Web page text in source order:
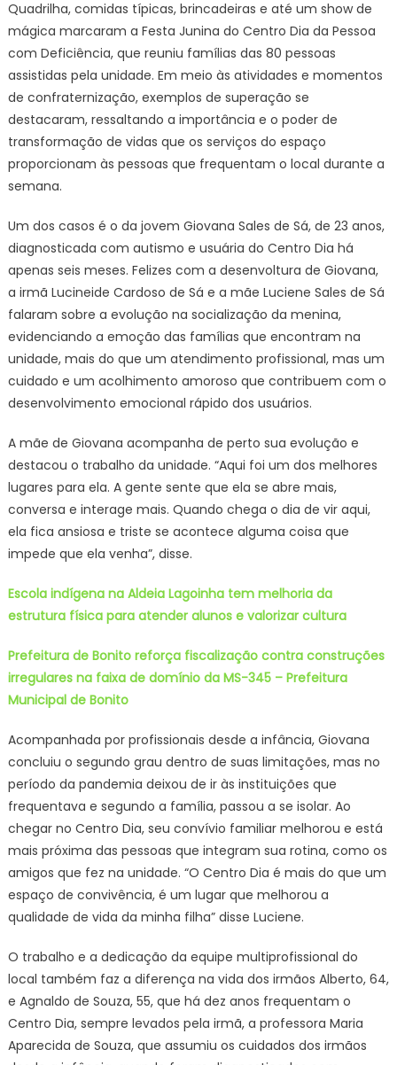
Centro
Dia
promove
inclusão
exemplos
de
superação
em
–
CGNotícias
Quadrilha, comidas típicas, brincadeiras e até um show de
mágica marcaram a Festa Junina do Centro Dia da Pessoa
com Deficiência, que reuniu famílias das 80 pessoas
assistidas pela unidade. Em meio às atividades e momentos
de confraternização, exemplos de superação se
destacaram, ressaltando a importância e o poder de
transformação de vidas que os serviços do espaço
proporcionam às pessoas que frequentam o local durante a
semana.
Um dos casos é o da jovem Giovana Sales de Sá, de 23 anos,
diagnosticada com autismo e usuária do Centro Dia há
apenas seis meses. Felizes com a desenvoltura de Giovana,
a irmã Lucineide Cardoso de Sá e a mãe Luciene Sales de Sá
falaram sobre a evolução na socialização da menina,
evidenciando a emoção das famílias que encontram na
unidade, mais do que um atendimento profissional, mas um
cuidado e um acolhimento amoroso que contribuem com o
desenvolvimento emocional rápido dos usuários.
A mãe de Giovana acompanha de perto sua evolução e
destacou o trabalho da unidade. “Aqui foi um dos melhores
lugares para ela. A gente sente que ela se abre mais,
conversa e interage mais. Quando chega o dia de vir aqui,
ela fica ansiosa e triste se acontece alguma coisa que
impede que ela venha”, disse.
Escola indígena na Aldeia Lagoinha tem melhoria da
estrutura física para atender alunos e valorizar cultura
Prefeitura de Bonito reforça fiscalização contra construções
irregulares na faixa de domínio da MS-345 – Prefeitura
Municipal de Bonito
Acompanhada por profissionais desde a infância, Giovana
concluiu o segundo grau dentro de suas limitações, mas no
período da pandemia deixou de ir às instituições que
frequentava e segundo a família, passou a se isolar. Ao
chegar no Centro Dia, seu convívio familiar melhorou e está
mais próxima das pessoas que integram sua rotina, como os
amigos que fez na unidade. “O Centro Dia é mais do que um
espaço de convivência, é um lugar que melhorou a
qualidade de vida da minha filha” disse Luciene.
O trabalho e a dedicação da equipe multiprofissional do
local também faz a diferença na vida dos irmãos Alberto, 64,
e Agnaldo de Souza, 55, que há dez anos frequentam o
Centro Dia, sempre levados pela irmã, a professora Maria
Aparecida de Souza, que assumiu os cuidados dos irmãos